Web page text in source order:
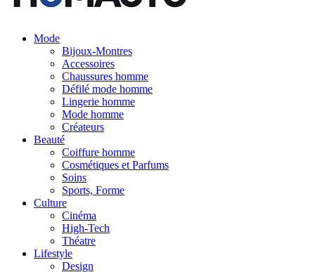
Mode
Bijoux-Montres
Accessoires
Chaussures homme
Défilé mode homme
Lingerie homme
Mode homme
Créateurs
Beauté
Coiffure homme
Cosmétiques et Parfums
Soins
Sports, Forme
Culture
Cinéma
High-Tech
Théatre
Lifestyle
Design